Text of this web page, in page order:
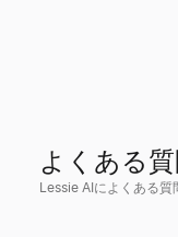
よくある質
Lessie AIによくある質